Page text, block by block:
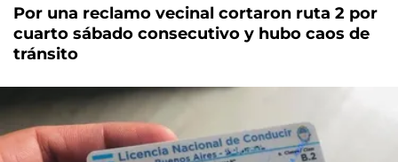
Por una reclamo vecinal cortaron ruta 2 por
cuarto sábado consecutivo y hubo caos de
tránsito